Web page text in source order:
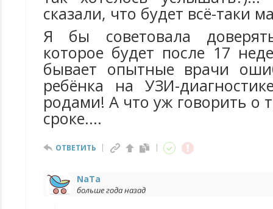
сказали, что будет всё-таки
Я бы советовала
которое будет после 17
бывает опытные врачи
ребёнка на УЗИ-
родами! А что уж говорить о
сроке....
ОТВЕТИТЬ
NaTa
больше года назад